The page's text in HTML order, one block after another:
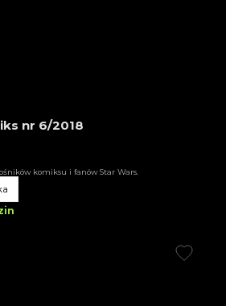
nr 6/2018
komiksu i fanów Star Wars.